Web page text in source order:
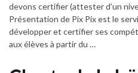
devons certifier (attester d’un
Présentation de Pix Pix est le
développer et certifier ses
aux élèves à partir du …